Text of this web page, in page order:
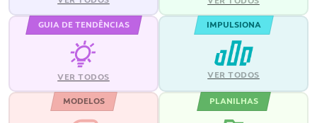
GUIA DE TENDÊNCIAS
VER TODOS
IMPULSIONA
VER TODOS
MODELOS PLANILHAS